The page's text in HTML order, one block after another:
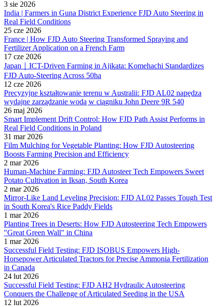
3 sie 2026
India | Farmers in Guna District Experience FJD Auto Steering in
Real Field Conditions
25 cze 2026
France | How FJD Auto Steering Transformed Spraying and
Fertilizer Application on a French Farm
17 cze 2026
Japan｜ICT-Driven Farming in Ajikata: Komehachi Standardizes
FJD Auto-Steering Across 50ha
12 cze 2026
Precyzyjne kształtowanie terenu w Australii: FJD AL02 napędza
wydajne zarządzanie wodą w ciągniku John Deere 9R 540
26 maj 2026
Smart Implement Drift Control: How FJD Path Assist Performs in
Real Field Conditions in Poland
31 mar 2026
Film Mulching for Vegetable Planting: How FJD Autosteering
Boosts Farming Precision and Efficiency
2 mar 2026
Human-Machine Farming: FJD Autosteer Tech Empowers Sweet
Potato Cultivation in Iksan, South Korea
2 mar 2026
Mirror-Like Land Leveling Precision: FJD AL02 Passes Tough Test
in South Korea's Rice Paddy Fields
1 mar 2026
Planting Trees in Deserts: How FJD Autosteering Tech Empowers
"Great Green Wall" in China
1 mar 2026
Successful Field Testing: FJD ISOBUS Empowers High-
Horsepower Articulated Tractors for Precise Ammonia Fertilization
in Canada
24 lut 2026
Successful Field Testing: FJD AH2 Hydraulic Autosteering
Conquers the Challenge of Articulated Seeding in the USA
12 lut 2026